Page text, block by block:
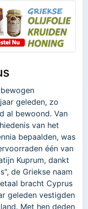
geleden, zo
al bewoond. Van
van het
bepaalden, was
één van
Kuprum, dankt
de Griekse naam
bracht Cyprus
geleden vestigden
Met hen deden